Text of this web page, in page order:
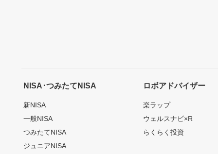
NISA･つみたてNISA
新NISA
一般NISA
つみたてNISA
ジュニアNISA
ロボアドバイザー
楽ラップ
ウェルスナビ×R
らくらく投資